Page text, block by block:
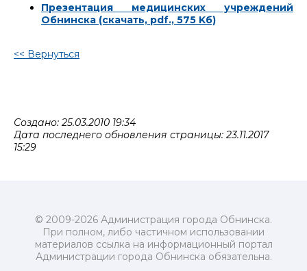
Презентация медицинских учреждений
Обнинска (скачать, pdf., 575 Kб)
<< Вернуться
Создано: 25.03.2010 19:34
Дата последнего обновления страницы: 23.11.2017
15:29
© 2009-2026 Администрация города Обнинска.
При полном, либо частичном использовании
материалов ссылка на информационный портал
Администрации города Обнинска обязательна.